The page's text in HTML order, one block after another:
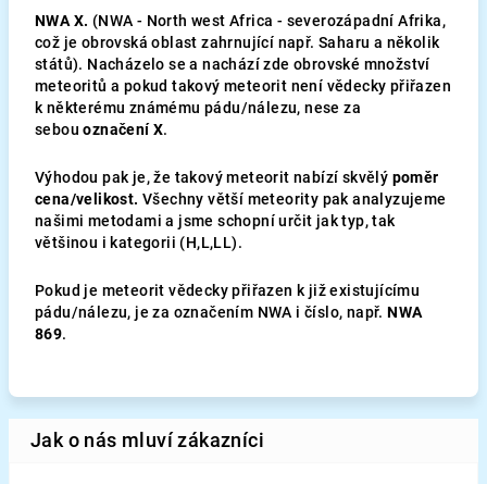
NWA X. (NWA - North west Africa - severozápadní Afrika,
což je obrovská oblast zahrnující např. Saharu a několik
států). Nacházelo se a nachází zde obrovské množství
meteoritů a pokud takový meteorit není vědecky přiřazen
k některému známému pádu/nálezu, nese za
sebou označení X.
Výhodou pak je, že takový meteorit nabízí skvělý poměr
cena/velikost. Všechny větší meteority pak analyzujeme
našimi metodami a jsme schopní určit jak typ, tak
většinou i kategorii (H,L,LL).
Pokud je meteorit vědecky přiřazen k již existujícímu
pádu/nálezu, je za označením NWA i číslo, např. NWA
869.